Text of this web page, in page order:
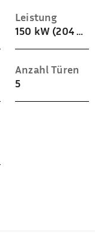
Leistung
150 kW (204 PS)
Anzahl Türen
5